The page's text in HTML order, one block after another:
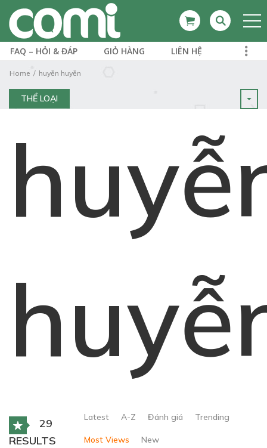
FAQ – HỎI & ĐÁP GIỎ HÀNG LIÊN HỆ
Home huyễn huyễn
THỂ LOẠI
29
RESULTS
Latest A-Z Đánh giá Trending
Most Views New